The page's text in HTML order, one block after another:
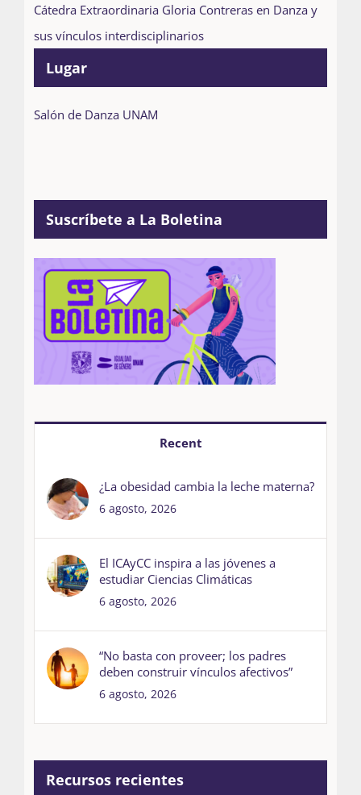
Lugar
Salón de Danza UNAM
Cátedra Extraordinaria Gloria Contreras en Danza y
sus vínculos interdisciplinarios
Suscríbete a La Boletina
Recent
¿La obesidad cambia la leche materna?
6 agosto, 2026
El ICAyCC inspira a las jóvenes a
estudiar Ciencias Climáticas
6 agosto, 2026
“No basta con proveer; los padres
deben construir vínculos afectivos”
6 agosto, 2026
Recursos recientes